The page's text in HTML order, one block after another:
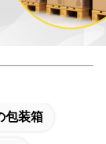
包装箱